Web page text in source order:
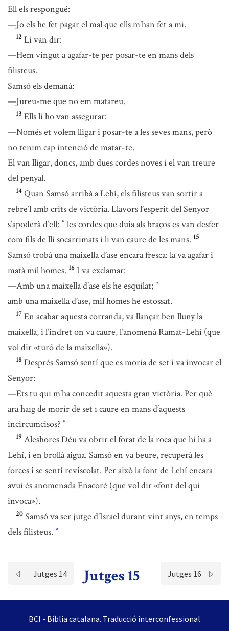
Ell els respongué:
—Jo els he fet pagar el mal que ells m’han fet a mi.
12 Li van dir:
—Hem vingut a agafar-te per posar-te en mans dels
filisteus.
Samsó els demanà:
—Jureu-me que no em matareu.
13 Ells li ho van assegurar:
—Només et volem lligar i posar-te a les seves mans, però
no tenim cap intenció de matar-te.
El van lligar, doncs, amb dues cordes noves i el van treure
del penyal.
14 Quan Samsó arribà a Lehí, els filisteus van sortir a
rebre’l amb crits de victòria. Llavors l’esperit del Senyor
s’apoderà d’ell: * les cordes que duia als braços es van desfer
com fils de lli socarrimats i li van caure de les mans. 15
Samsó trobà una maixella d’ase encara fresca: la va agafar i
matà mil homes. 16 I va exclamar:
—Amb una maixella d’ase els he esquilat; *
amb una maixella d’ase, mil homes he estossat.
17 En acabar aquesta corranda, va llançar ben lluny la
maixella, i l’indret on va caure, l’anomenà Ramat-Lehí (que
vol dir «turó de la maixella»).
18 Després Samsó sentí que es moria de set i va invocar el
Senyor:
—Ets tu qui m’ha concedit aquesta gran victòria. Per què
ara haig de morir de set i caure en mans d’aquests
incircumcisos? *
19 Aleshores Déu va obrir el forat de la roca que hi ha a
Lehí, i en brollà aigua. Samsó en va beure, recuperà les
forces i se sentí reviscolat. Per això la font de Lehí encara
avui és anomenada Enacoré (que vol dir «font del qui
invoca»).
20 Samsó va ser jutge d’Israel durant vint anys, en temps
dels filisteus. *
Jutges 14 Jutges 15 Jutges 16
BCI - Bíblia catalana. Traducció interconfessional